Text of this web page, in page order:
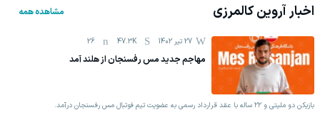
اخبارآروین کالمرزی مشاهده همه
27 تیر 1402 47.3K
26
مهاجم جدید مس رفسنجان از هلند آمد
بازیکن دو ملیتی و ۲۲ ساله با عقد قرارداد رسمی به عضویت تیم فوتبال مس رفسنجان درآمد.